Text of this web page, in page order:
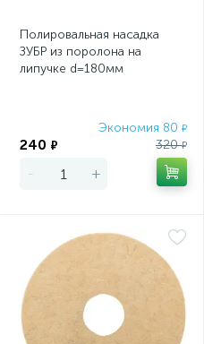
Полировальная насадка
ЗУБР из поролона на
липучке d=180мм
Экономия 80 ₽
240 ₽ 320₽
- +